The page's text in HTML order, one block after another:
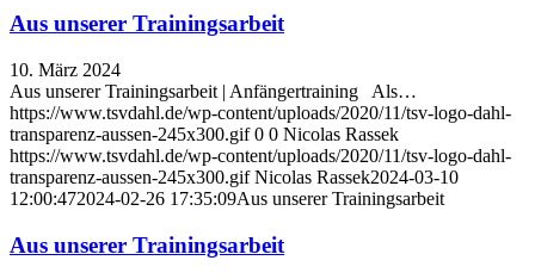
Aus unserer Trainingsarbeit
10. März 2024
Aus unserer Trainingsarbeit | Anfängertraining Als…
https://www.tsvdahl.de/wp-content/uploads/2020/11/tsv-logo-dahl-
transparenz-aussen-245x300.gif 0 0 Nicolas Rassek
https://www.tsvdahl.de/wp-content/uploads/2020/11/tsv-logo-dahl-
transparenz-aussen-245x300.gif Nicolas Rassek2024-03-10
12:00:472024-02-26 17:35:09Aus unserer Trainingsarbeit
Aus unserer Trainingsarbeit